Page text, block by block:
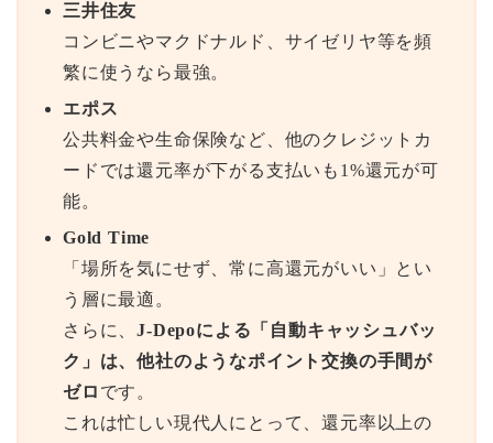
三井住友
コンビニやマクドナルド、サイゼリヤ等を頻
繁に使うなら最強。
エポス
公共料金や生命保険など、他のクレジットカ
ードでは還元率が下がる支払いも1%還元が可
能。
Gold Time
「場所を気にせず、常に高還元がいい」とい
う層に最適。
さらに、J-Depoによる「自動キャッシュバッ
ク」は、他社のようなポイント交換の手間が
ゼロ です。
これは忙しい現代人にとって、還元率以上の